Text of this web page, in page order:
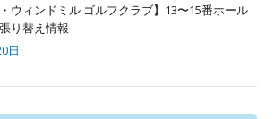
・ウィンドミル ゴルフクラブ】13〜15番ホール
り替え情報
日